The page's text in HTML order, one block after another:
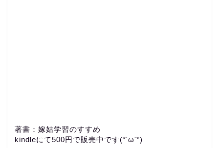
著書：嫁姑学習のすすめ
kindleにて500円で販売中です(*'ω'*)